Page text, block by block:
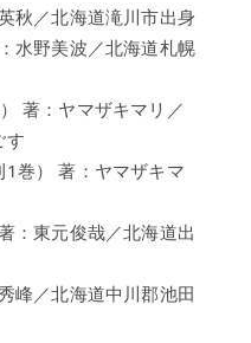
秋／北海道滝川市出身
水野美波／北海道札幌
著：ヤマザキマリ／
す
1巻） 著：ヤマザキマ
：東元俊哉／北海道出
峰／北海道中川郡池田